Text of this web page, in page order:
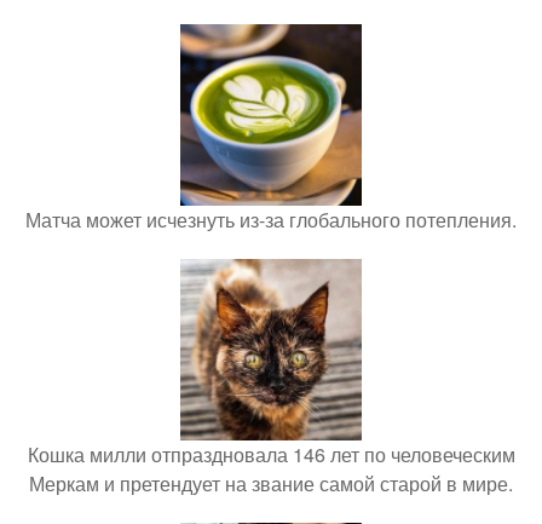
Матча может исчезнуть из-за глобального потепления.
Кошка милли отпраздновала 146 лет по человеческим
Меркам и претендует на звание самой старой в мире.